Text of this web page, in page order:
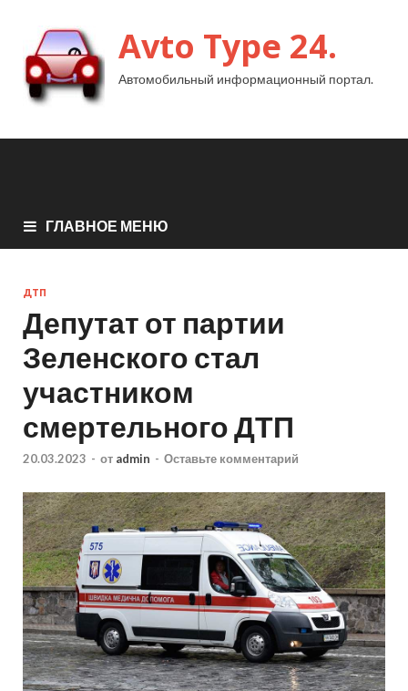
Avto Type 24.
Автомобильный информационный портал.
ГЛАВНОЕ МЕНЮ
ДТП
Депутат от партии
Зеленского стал
участником
смертельного ДТП
20.03.2023 - от admin - Оставьте комментарий